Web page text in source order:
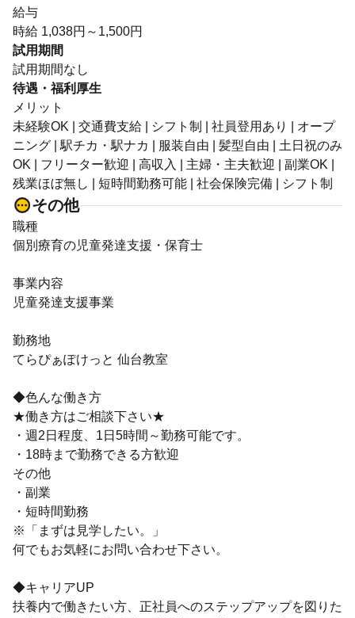
給与
時給 1,038円～1,500円
試用期間
試用期間なし
待遇・福利厚生
メリット
未経験OK | 交通費支給 | シフト制 | 社員登用あり | オープ
ニング | 駅チカ・駅ナカ | 服装自由 | 髪型自由 | 土日祝のみ
OK | フリーター歓迎 | 高収入 | 主婦・主夫歓迎 | 副業OK |
残業ほぼ無し | 短時間勤務可能 | 社会保険完備 | シフト制
その他
職種
個別療育の児童発達支援・保育士
事業内容
児童発達支援事業
勤務地
てらぴぁぽけっと 仙台教室
◆色んな働き方
★働き方はご相談下さい★
・週2日程度、1日5時間～勤務可能です。
・18時まで勤務できる方歓迎
その他
・副業
・短時間勤務
※「まずは見学したい。」
何でもお気軽にお問い合わせ下さい。
◆キャリアUP
扶養内で働きたい方、正社員へのステップアップを図りた